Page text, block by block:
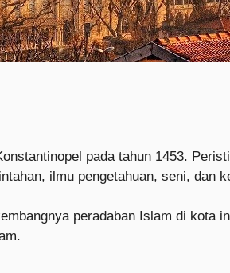
pada tahun 1453.
ilmu pengetahuan, seni, dan
peradaban Islam di kota